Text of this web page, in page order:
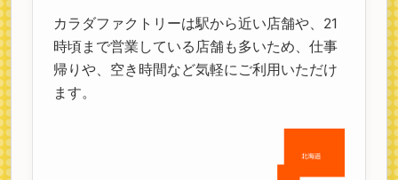
カラダファクトリーは駅から近い店舗や、21
時頃まで営業している店舗も多いため、仕事
帰りや、空き時間など気軽にご利用いただけ
ます。